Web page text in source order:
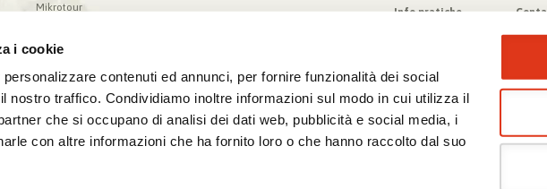
i cookie
contenuti ed annunci, per fornire funzionalità dei social
nostro traffico. Condividiamo inoltre informazioni sul modo in cui utilizza il
che si occupano di analisi dei dati web, pubblicità e social media, i
con altre informazioni che ha fornito loro o che hanno raccolto dal suo
Mikrotour
Blog
Info pratiche
Scheda tecnica